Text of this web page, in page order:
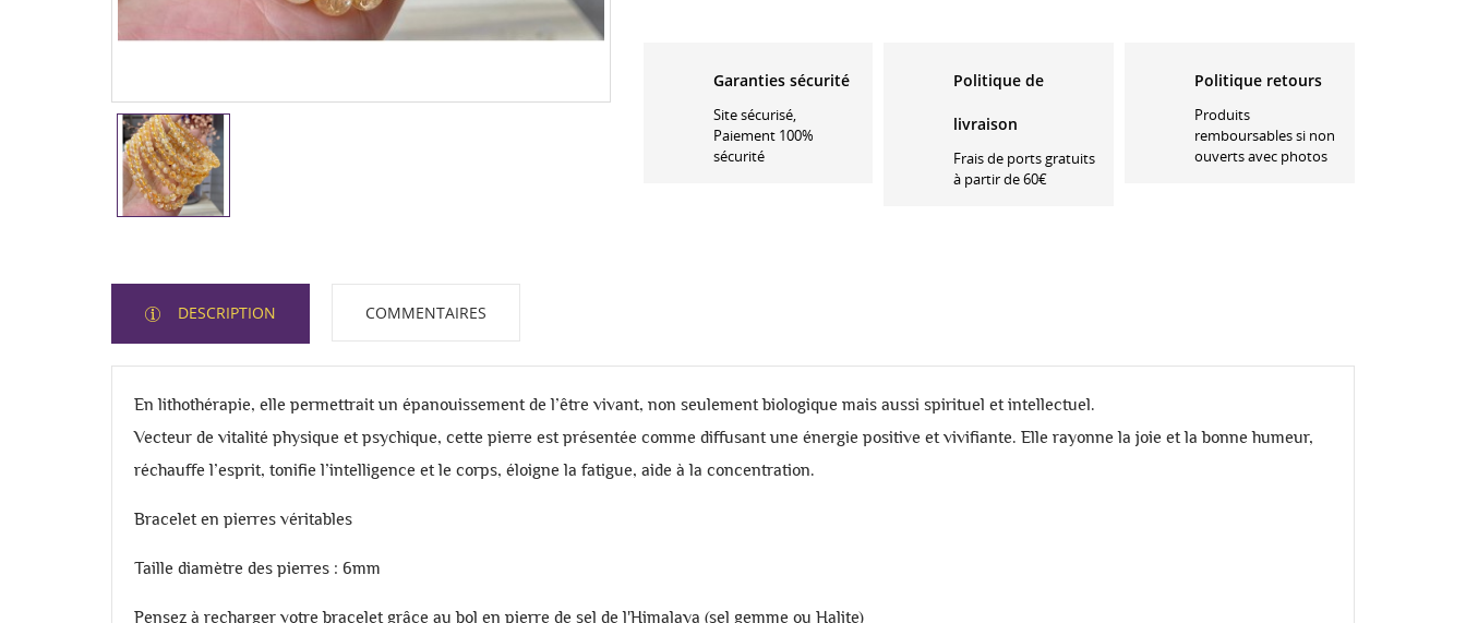
Garanties sécurité
Site sécurisé,
Paiement 100%
sécurité
Politique de
livraison
Frais de ports gratuits
à partir de 60€
Politique retours
Produits
remboursables si non
ouverts avec photos
DESCRIPTION COMMENTAIRES
En lithothérapie, elle permettrait un épanouissement de l’être vivant, non seulement biologique mais aussi spirituel et intellectuel.
Vecteur de vitalité physique et psychique, cette pierre est présentée comme diffusant une énergie positive et vivifiante. Elle rayonne la joie et la bonne humeur,
réchauffe l’esprit, tonifie l’intelligence et le corps, éloigne la fatigue, aide à la concentration.
Bracelet en pierres véritables
Taille diamètre des pierres : 6mm
Pensez à recharger votre bracelet grâce au bol en pierre de sel de l'Himalaya (sel gemme ou Halite)